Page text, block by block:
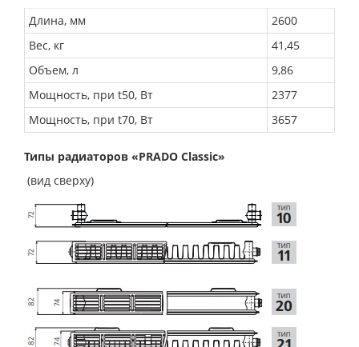
Длина, мм
2600
Вес, кг
41,45
Объем, л
9,86
Мощность, при t50, Вт
2377
Мощность, при t70, Вт
3657
Типы радиаторов «PRADO Classic»
(вид сверху)